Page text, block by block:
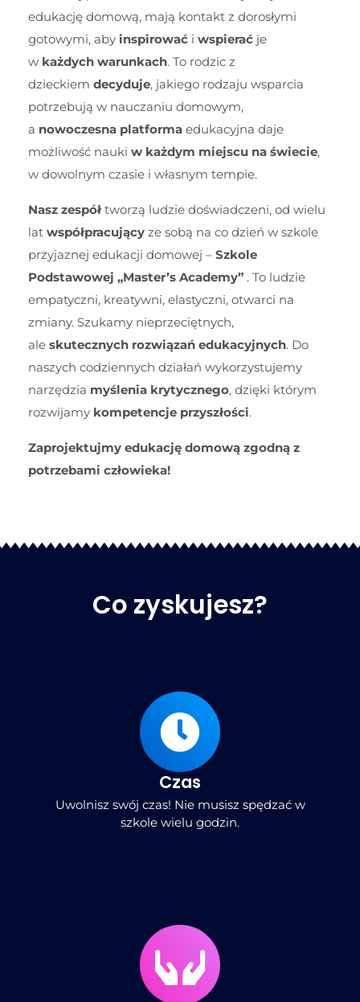
edukację domową, mają kontakt z dorosłymi
gotowymi, aby inspirować i wspierać je
w każdych warunkach. To rodzic z
dzieckiem decyduje, jakiego rodzaju wsparcia
potrzebują w nauczaniu domowym,
a nowoczesna platforma edukacyjna daje
możliwość nauki w każdym miejscu na świecie,
w dowolnym czasie i własnym tempie.
Nasz zespół tworzą ludzie doświadczeni, od wielu
lat współpracujący ze sobą na co dzień w szkole
przyjaznej edukacji domowej – Szkole
Podstawowej „Master’s Academy” . To ludzie
empatyczni, kreatywni, elastyczni, otwarci na
zmiany. Szukamy nieprzeciętnych,
ale skutecznych rozwiązań edukacyjnych. Do
naszych codziennych działań wykorzystujemy
narzędzia myślenia krytycznego, dzięki którym
rozwijamy kompetencje przyszłości.
Zaprojektujmy edukację domową zgodną z
potrzebami człowieka!
Co zyskujesz?
Czas
Uwolnisz swój czas! Nie musisz spędzać w
szkole wielu godzin.